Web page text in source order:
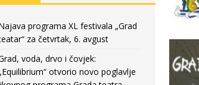
programa XL festivala „Grad
za četvrtak, 6. avgust
voda, drvo i čovjek:
otvorio novo poglavlje